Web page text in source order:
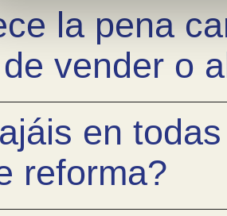
la pena
vender o
en
reforma?